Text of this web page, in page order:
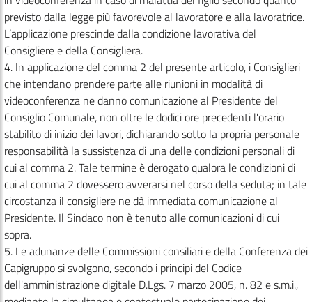
previsto dalla legge più favorevole al lavoratore e alla lavoratrice.
L’applicazione prescinde dalla condizione lavorativa del
Consigliere e della Consigliera.
4. In applicazione del comma 2 del presente articolo, i Consiglieri
che intendano prendere parte alle riunioni in modalità di
videoconferenza ne danno comunicazione al Presidente del
Consiglio Comunale, non oltre le dodici ore precedenti l'orario
stabilito di inizio dei lavori, dichiarando sotto la propria personale
responsabilità la sussistenza di una delle condizioni personali di
cui al comma 2. Tale termine è derogato qualora le condizioni di
cui al comma 2 dovessero avverarsi nel corso della seduta; in tale
circostanza il consigliere ne dà immediata comunicazione al
Presidente. Il Sindaco non è tenuto alle comunicazioni di cui
sopra.
5. Le adunanze delle Commissioni consiliari e della Conferenza dei
Capigruppo si svolgono, secondo i principi del Codice
dell'amministrazione digitale D.Lgs. 7 marzo 2005, n. 82 e s.m.i.,